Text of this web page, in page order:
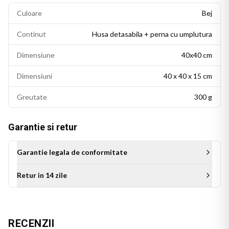
Aceasta perna personalizata este cadoul ideal pentru bunica
iubire, mai ales pentru bunicile care isi iubesc nepotii
Culoare Bej
Continut Husa detasabila + perna cu umplutura
Dimensiune 40x40 cm
Dimensiuni 40 x 40 x 15 cm
Greutate 300 g
Garantie si retur
Garantie legala de conformitate
Retur in 14 zile
RECENZII